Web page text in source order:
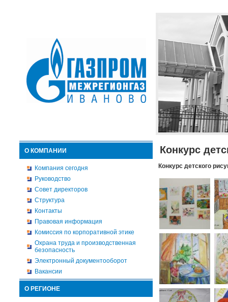
О КОМПАНИИ
Компания сегодня
Руководство
Совет директоров
Структура
Контакты
Правовая информация
Комиссия по корпоративной этике
Охрана труда и производственная
безопасность
Электронный документооборот
Вакансии
О РЕГИОНЕ
Конкурс
Конкурс детского